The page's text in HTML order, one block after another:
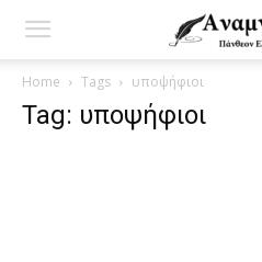
Home Tags υποψήφιοι
Tag: υποψήφιοι